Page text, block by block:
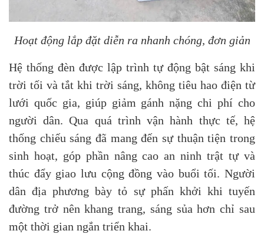
Hoạt động lắp đặt diễn ra nhanh chóng, đơn giản
Hệ thống đèn được lập trình tự động bật sáng khi
trời tối và tắt khi trời sáng, không tiêu hao điện từ
lưới quốc gia, giúp giảm gánh nặng chi phí cho
người dân. Qua quá trình vận hành thực tế, hệ
thống chiếu sáng đã mang đến sự thuận tiện trong
sinh hoạt, góp phần nâng cao an ninh trật tự và
thúc đẩy giao lưu cộng đồng vào buổi tối. Người
dân địa phương bày tỏ sự phấn khởi khi tuyến
đường trở nên khang trang, sáng sủa hơn chỉ sau
một thời gian ngắn triển khai.